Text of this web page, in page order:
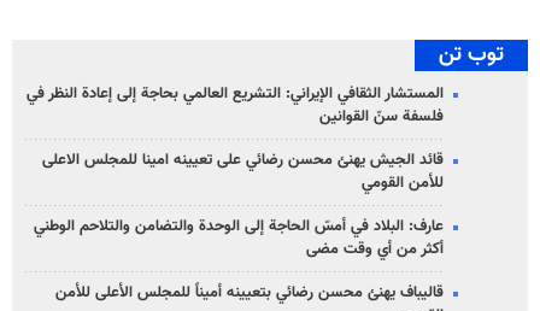
توب تن
المستشار الثقافي الإيراني: التشريع العالمي بحاجة إلى إعادة النظر في
فلسفة سنّ القوانين
قائد الجيش يهنئ محسن رضائي على تعيينه امينا للمجلس الاعلى
للأمن القومي
عارف: البلاد في أمسّ الحاجة إلى الوحدة والتضامن والتلاحم الوطني
أكثر من أي وقت مضى
قاليباف يهنئ محسن رضائي بتعيينه أميناً للمجلس الأعلى للأمن